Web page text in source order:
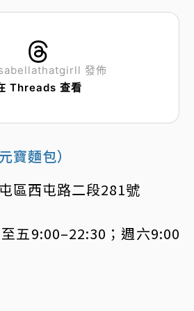
發佈
Threads 查看
寶麵包）
區西屯路二段281號
五9:00–22:30；週六9:00